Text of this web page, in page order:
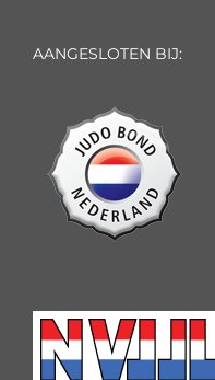
AANGESLOTEN BIJ: